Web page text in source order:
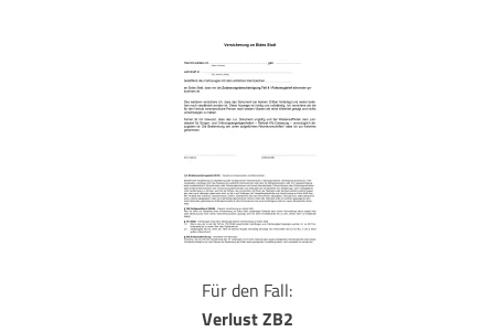
Für den Fall:
Verlust ZB2